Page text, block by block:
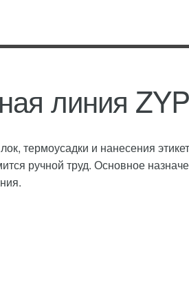
линия
термоусадки и нанесения
ручной труд. Основное